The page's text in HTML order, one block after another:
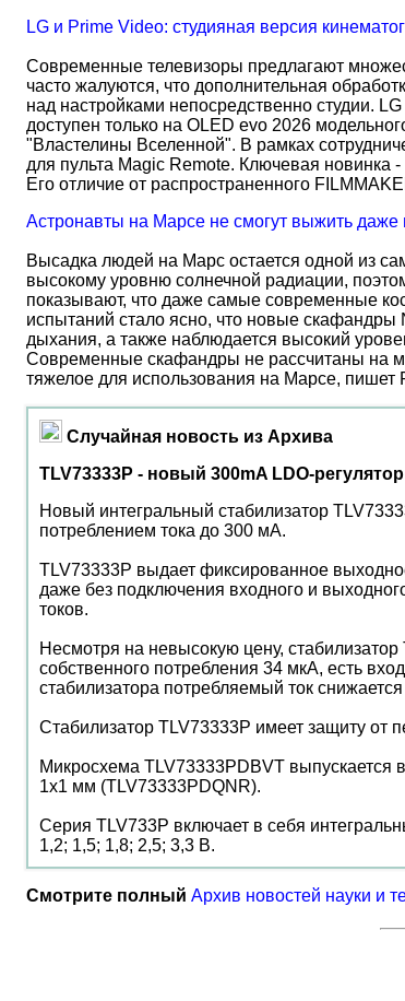
LG и Prime Video: студияная версия
Современные телевизоры предлагают
часто жалуются, что дополнительная
над настройками непосредственно студии.
доступен только на OLED evo 2026
"Властелины Вселенной". В рамках
для пульта Magic Remote. Ключевая новинка
Его отличие от распространенного
Астронавты на Марсе не смогут выжить даже
Высадка людей на Марс остается одной из
высокому уровню солнечной радиации,
показывают, что даже самые современные
испытаний стало ясно, что новые скафандры
дыхания, а также наблюдается высокий
Современные скафандры не рассчитаны на
тяжелое для использования на Марсе,
Случайная новость из Архива
TLV73333P - новый 300mA LDO-
Новый интегральный стабилизатор
потреблением тока до 300 мА.
TLV73333P выдает фиксированное
даже без подключения входного и
токов.
Несмотря на невысокую цену,
собственного потребления 34 мкА, есть
стабилизатора потребляемый ток
Стабилизатор TLV73333P имеет защиту от
Микросхема TLV73333PDBVT выпускается
1х1 мм (TLV73333PDQNR).
Серия TLV733P включает в себя
1,2; 1,5; 1,8; 2,5; 3,3 В.
Смотрите полный Архив новостей науки и